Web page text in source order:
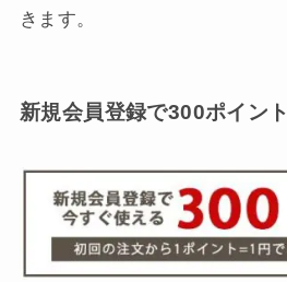
きます。
新規会員登録で300ポイント